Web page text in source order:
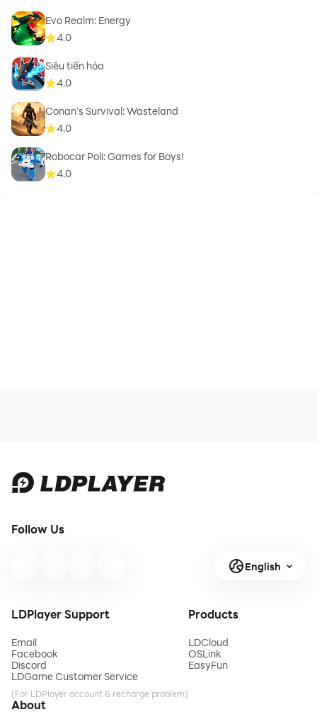
Evo Realm: Energy
4.0
Siêu tiến hóa
4.0
Conan’s Survival: Wasteland
4.0
Robocar Poli: Games for Boys!
4.0
Follow Us
English
LDPlayer Support
Email
Facebook
Discord
LDGame Customer Service
(For LDPlayer account & recharge problem)
Products
LDCloud
OSLink
EasyFun
About